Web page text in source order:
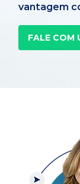
vantagem
FALE COM